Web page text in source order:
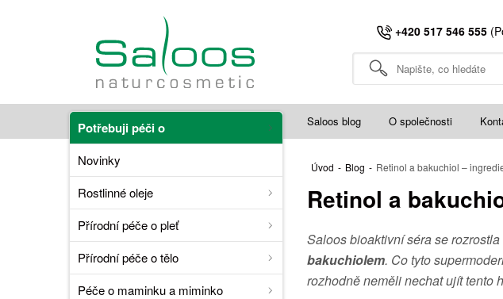
+420 517 546 555
Saloos blog O společnosti
Potřebuji péči o
Novinky
Rostlinné oleje
Přírodní péče o pleť
Přírodní péče o tělo
Péče o maminku a miminko
Úvod - Blog - Retinol a bakuchiol –
Retinol a
Saloos bioaktivní séra se rozrostla
bakuchiolem. Co tyto
rozhodně neměli nechat ujít tento